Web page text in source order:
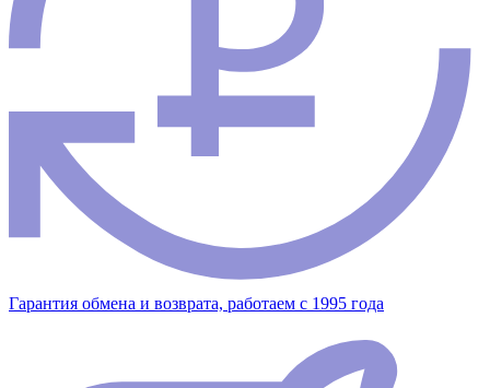
Гарантия обмена и возврата, работаем с 1995 года